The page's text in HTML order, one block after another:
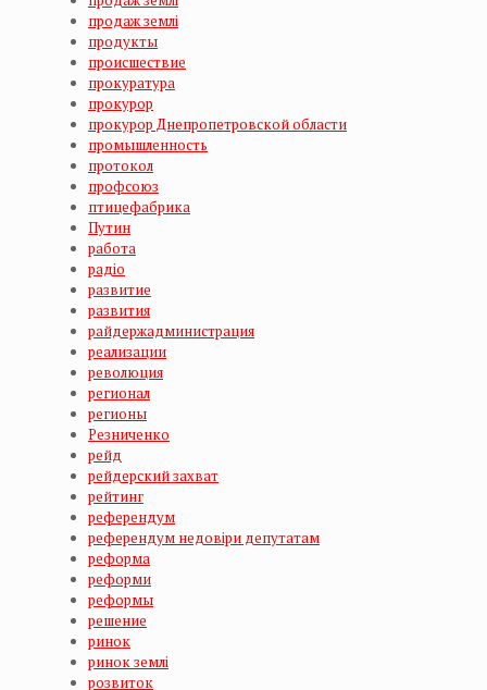
продаж землі
продукты
происшествие
прокуратура
прокурор
прокурор Днепропетровской области
промышленность
протокол
профсоюз
птицефабрика
Путин
работа
радіо
развитие
развития
райдержадминистрация
реализации
революция
регионал
регионы
Резниченко
рейд
рейдерский захват
рейтинг
референдум
референдум недовіри депутатам
реформа
реформи
реформы
решение
ринок
ринок землі
розвиток